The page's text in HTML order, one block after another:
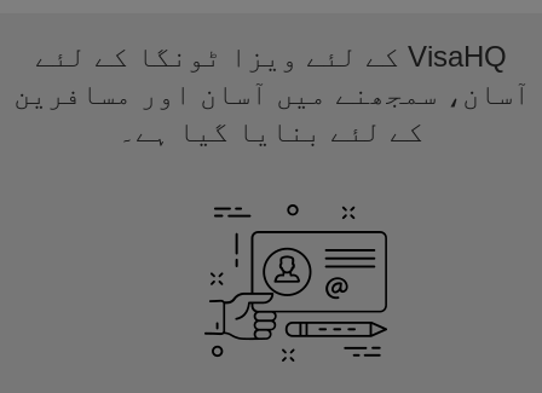
VisaHQ کے لئے ویزا ٹونگا کے لئے
آسان، سمجھنے میں آسان اور مسافرین
کے لئے بنایا گیا ہے۔